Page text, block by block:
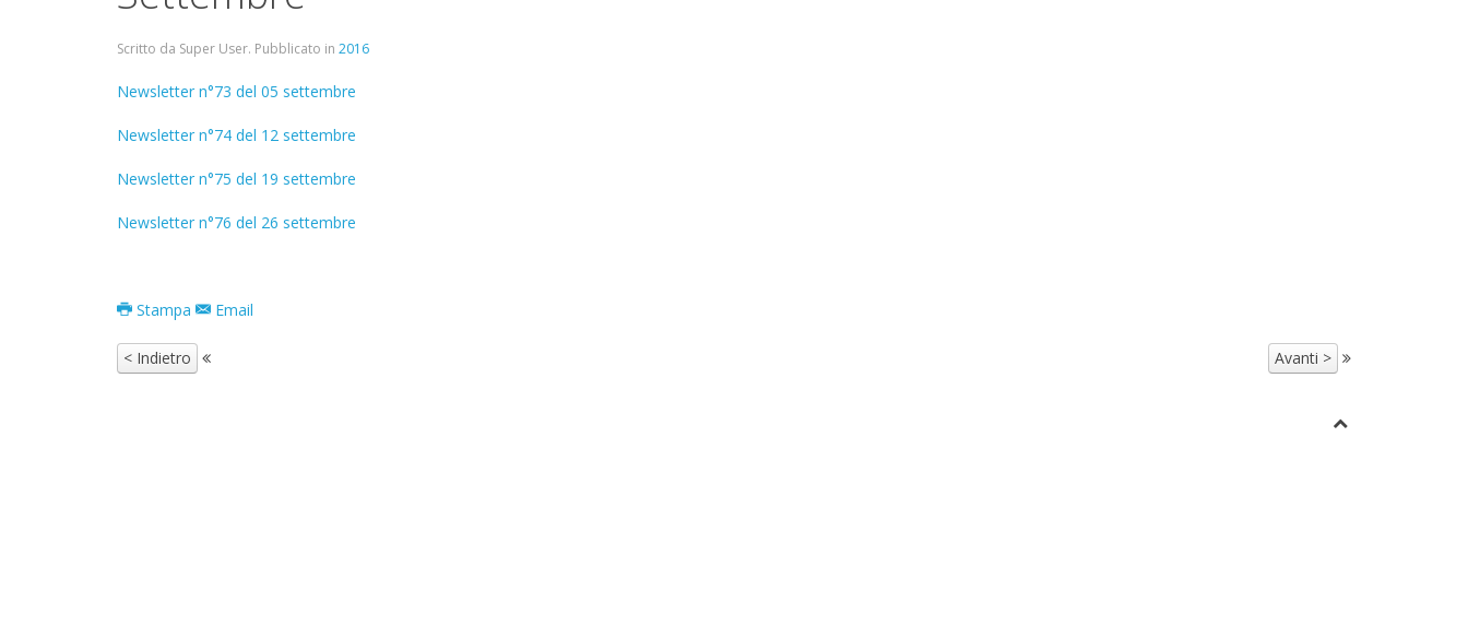
Scritto da Super User. Pubblicato in 2016
Newsletter n°73 del 05 settembre
Newsletter n°74 del 12 settembre
Newsletter n°75 del 19 settembre
Newsletter n°76 del 26 settembre
Stampa Email
< Indietro Avanti >